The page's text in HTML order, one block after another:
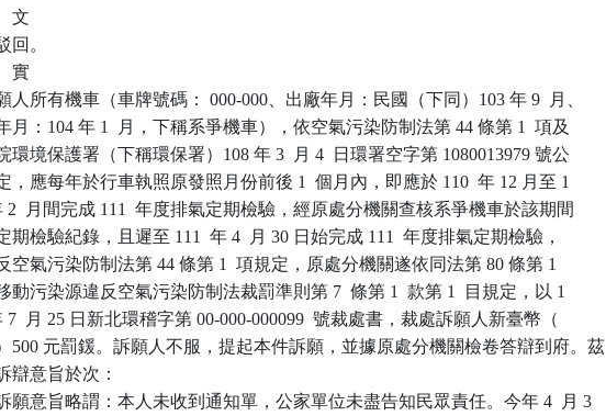
文
回。
實
人所有機車（車牌號碼： 000-000、出廠年月：民國（下同）103 年 9  月、
月：104 年 1  月，下稱系爭機車），依空氣污染防制法第 44 條第 1  項及
環境保護署（下稱環保署）108 年 3  月 4  日環署空字第 1080013979 號公
，應每年於行車執照原發照月份前後 1  個月內，即應於 110  年 12 月至 1
2  月間完成 111  年度排氣定期檢驗，經原處分機關查核系爭機車於該期間
期檢驗紀錄，且遲至 111  年 4  月 30 日始完成 111  年度排氣定期檢驗，
空氣污染防制法第 44 條第 1  項規定，原處分機關遂依同法第 80 條第 1
動污染源違反空氣污染防制法裁罰準則第 7  條第 1  款第 1  目規定，以 1
7  月 25 日新北環稽字第 00-000-000099  號裁處書，裁處訴願人新臺幣（
500 元罰鍰。訴願人不服，提起本件訴願，並據原處分機關檢卷答辯到府。茲
辯意旨於次：
願意旨略謂：本人未收到通知單，公家單位未盡告知民眾責任。今年 4  月 3